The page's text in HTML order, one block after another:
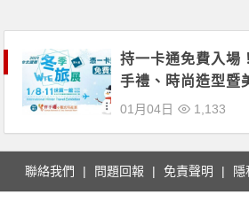
持一卡通免費入場
手禮、時尚造型暨
台北婦幼用品展都在
01月04日 1,133
聯絡我們 問題回報 免責聲明